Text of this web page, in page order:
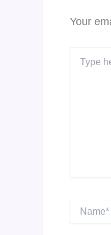
Your
here..
Name*